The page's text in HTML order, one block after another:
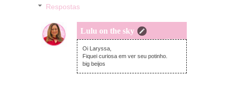
Respostas
Lulu on the sky
sexta-feira, novembro 25, 2016
Oi Laryssa,
Fiquei curiosa em ver seu potinho.
big beijos